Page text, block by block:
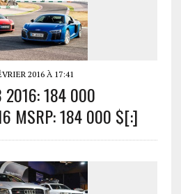
2016 À 17:41
2016: 184 000
MSRP: 184 000 $[:]